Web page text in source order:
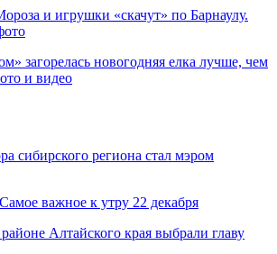
и игрушки «скачут» по Барнаулу.
загорелась новогодняя елка лучше, чем
и видео
сибирского региона стал мэром
важное к утру 22 декабря
Алтайского края выбрали главу